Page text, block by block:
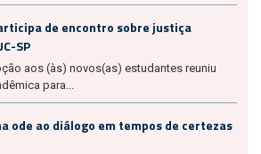
de encontro sobre justiça
SP
aos (às) novos(as) estudantes reuniu
para...
ode ao diálogo em tempos de certezas